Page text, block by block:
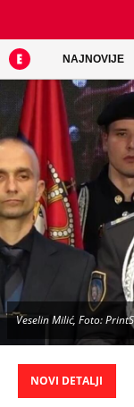
NAJNOVIJE
Veselin Milić, Foto:
NOVI DETALJI